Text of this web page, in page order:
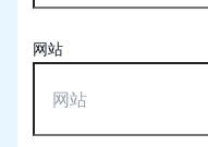
网站